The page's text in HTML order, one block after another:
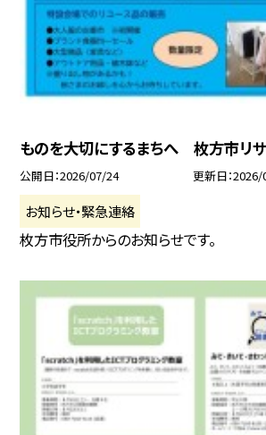
ものを大切にするまちへ 枚方市リ
公開日 2026/07/24 更新日 2026/
お知らせ・緊急連絡
枚方市役所からのお知らせです。